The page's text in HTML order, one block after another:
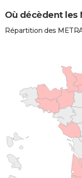
Où décèdent les
Répartition des